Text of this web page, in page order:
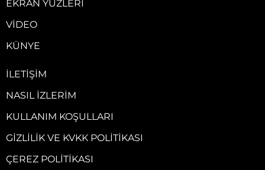
EKRAN YÜZLERI
VIDEO
KÜNYE
İLETIŞIM
NASIL İZLERIM
KULLANIM KOŞULLARI
GIZLILIK VE KVKK POLITIKASI
ÇEREZ POLITIKASI